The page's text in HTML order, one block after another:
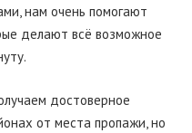
нам очень помогают
делают всё возможное
достоверное
от места пропажи, но